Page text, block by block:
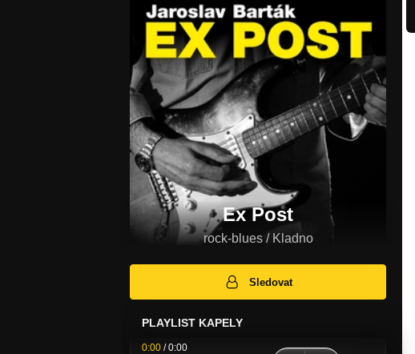
Ex Post
rock-blues / Kladno
Sledovat
PLAYLIST KAPELY
0:00 /0:00